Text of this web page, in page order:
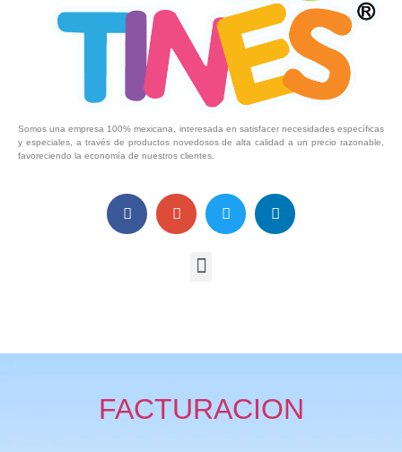
Somos una empresa 100% mexicana, interesada en satisfacer necesidades específicas
y especiales, a través de productos novedosos de alta calidad a un precio razonable,
favoreciendo la economía de nuestros clientes.
FACTURACION